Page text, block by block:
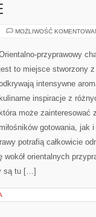
MOŻLIWOŚĆ
przyprawowy
jest to miejsce stworzony
intensywne
kulinarne inspiracje z
która może zainteresować
miłośników gotowania, jak
potrafią całkowicie
orientalnych
są tu […]